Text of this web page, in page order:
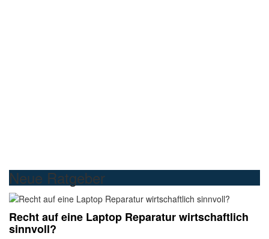
Neue Ratgeber
Recht auf eine Laptop Reparatur wirtschaftlich
sinnvoll?